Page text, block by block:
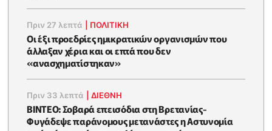
Πριν 27 λεπτά ΠΟΛΙΤΙΚΗ
Οι έξι προεδρίες ημικρατικών οργανισμών που
άλλαξαν χέρια και οι επτά που δεν
«ανασχηματίστηκαν»
Πριν 33 λεπτά |ΔΙΕΘΝΗ
ΒΙΝΤΕΟ: Σοβαρά επεισόδια στη Βρετανίας-
Φυγάδεψε παράνομους μετανάστες η Αστυνομία